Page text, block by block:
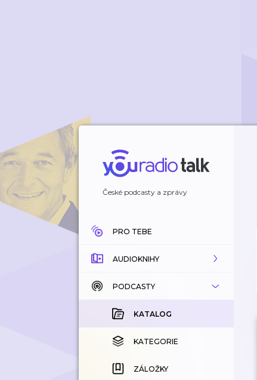
České podcasty a zprávy
PRO TEBE
AUDIOKNIHY
KATALOG
KOUPENÉ
KATEGORIE
ZÁLOŽKY
PODCASTY
KATALOG
KATEGORIE
ZÁLOŽKY